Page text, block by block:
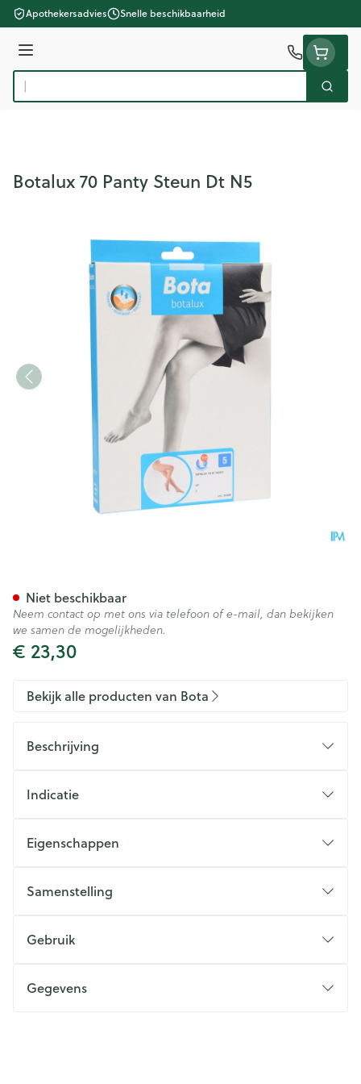
Ga naar de inhoud
Apothekersadvies Snelle beschikbaarheid
Menu
Product, merk, categorie... Zoek
Botalux 70 Panty Steun Dt N5
€ 23,30
Niet beschikbaar
Neem contact op met ons via telefoon of e-mail, dan bekijken
we samen de mogelijkheden.
Bekijk alle producten van Bota
Beschrijving
Indicatie
Eigenschappen
Samenstelling
Gebruik
Gegevens